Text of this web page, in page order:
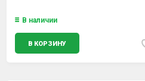
В наличии
В КОРЗИНУ